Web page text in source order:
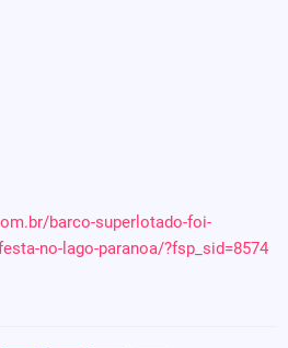
barco-superlotado-foi-
no-lago-paranoa/?fsp_sid=8574